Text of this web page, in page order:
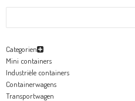
Categorien
Mini containers
Industriële containers
Containerwagens
Transportwagen